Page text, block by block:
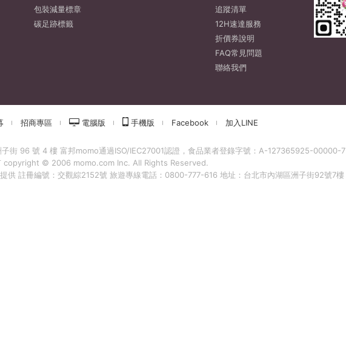
包裝減量標章
碳足跡標籤
追蹤清單
12H速達服務
折價券說明
FAQ常見問題
聯絡我們
招商專區 電腦版 手機版 Facebook 加入LINE
街 96 號 4 樓 富邦momo通過ISO/IEC27001認證，食品業者登錄字號：A-127365925-00000-7
copyright © 2006 momo.com Inc. All Rights Reserved.
供 註冊編號：交觀綜2152號 旅遊專線電話：0800-777-616 地址：台北市內湖區洲子街92號7樓